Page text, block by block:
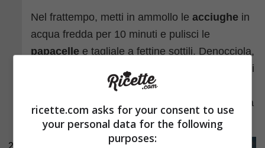
2
Nel frattempo, metti in ammollo leacciughe in
acqua fredda per 10 minuti e pulisci le
papacelle e tagliale a fettine sottili. Denocciola,
e scola la
, tagliando gli
ingredienti più grandi a pezzettini. Riprendi le
acciughe, asciugale, elimina la lisca e tagliale a
pezzetti.
ricette.com asks for your consent to use
your personal data for the following
purposes: